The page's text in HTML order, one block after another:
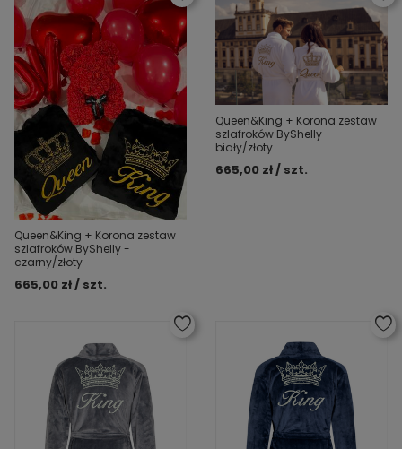
Queen&King + Korona zestaw
szlafroków ByShelly -
czarny/złoty
665,00 zł / szt.
Queen&King + Korona zestaw
szlafroków ByShelly -
biały/złoty
665,00 zł / szt.